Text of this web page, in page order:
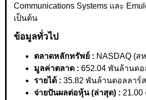
Communications Systems และ
เป็นต้น
ข้อมูลทั่วไป
ตลาดหลักทรัพย์ : NASDAQ (ส
มูลค่าตลาด : 652.04 พันล้านด
รายได้ : 35.82 พันล้านดอลลาร์
จ่ายปันผลต่อหุ้น (ล่าสุด) :